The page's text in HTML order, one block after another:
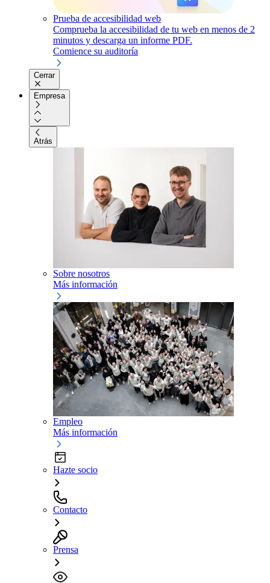
Prueba de accesibilidad web
Comprueba la accesibilidad de tu web en menos de 2
minutos y descarga un informe PDF.
Comience su auditoría
Cerrar
Empresa
Atrás
Sobre nosotros
Más información
Empleo
Más información
Hazte socio
Contacto
Prensa